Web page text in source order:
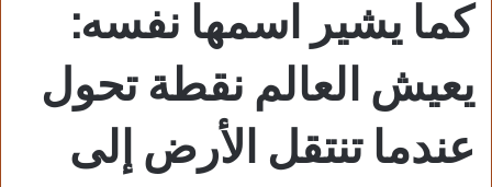
كما يشير اسمها نفسه:
يعيش العالم نقطة تحول
عندما تنتقل الأرض إلى